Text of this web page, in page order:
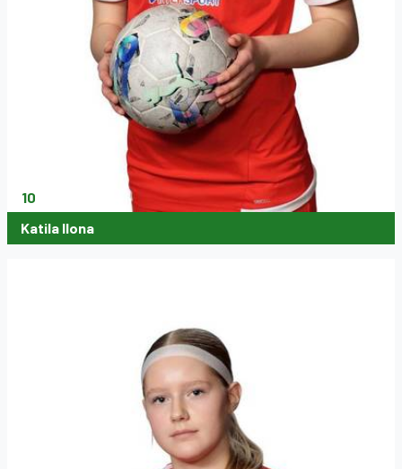
10
Katila Ilona